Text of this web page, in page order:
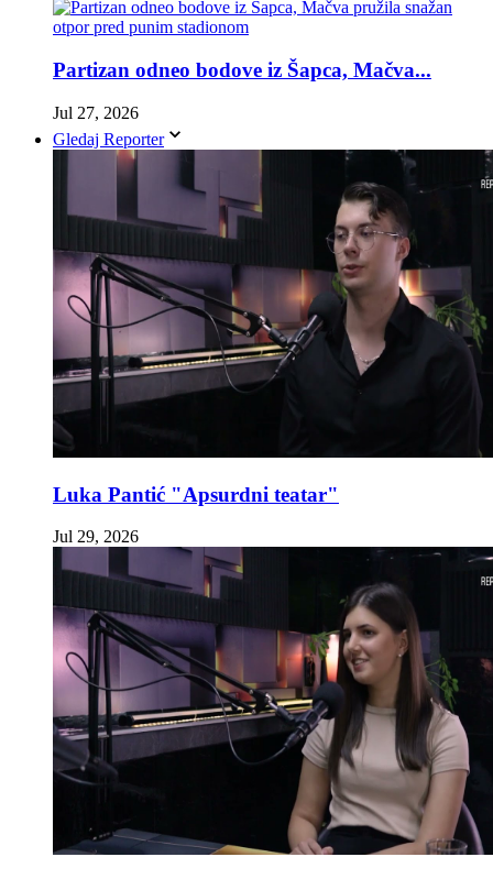
Partizan odneo bodove iz Šapca, Mačva...
Jul 27, 2026
Gledaj Reporter
Luka Pantić "Apsurdni teatar"
Jul 29, 2026